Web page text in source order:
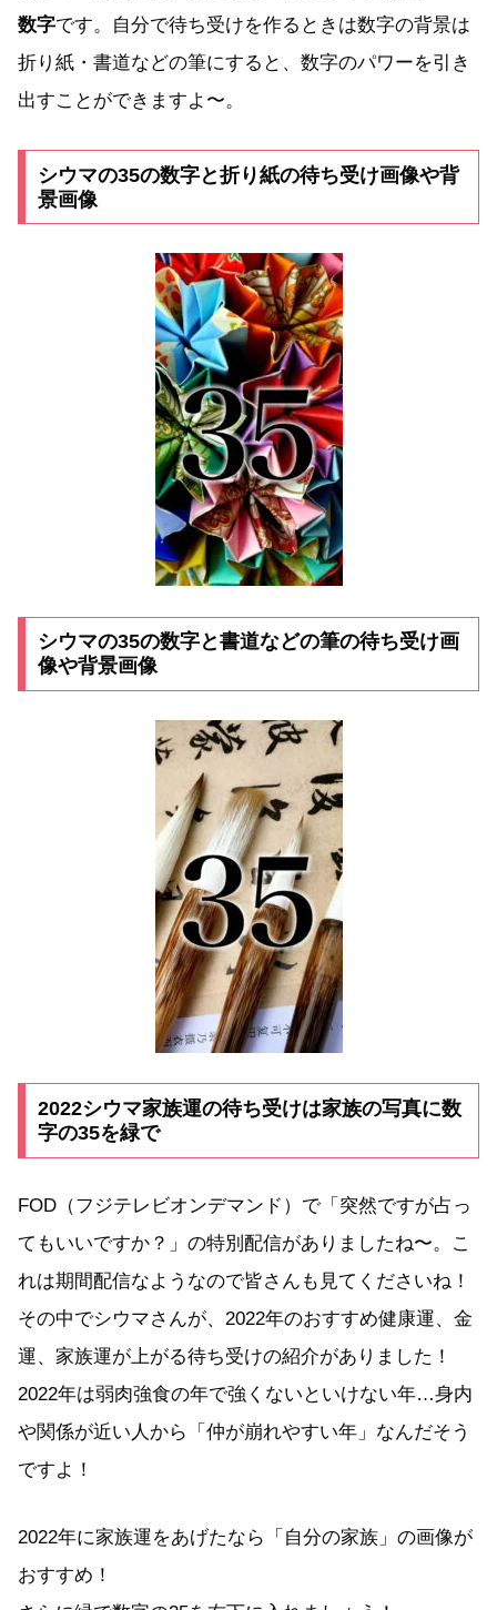
数字です。自分で待ち受けを作るときは数字の背景は
折り紙・書道などの筆にすると、数字のパワーを引き
出すことができますよ〜。
シウマの35の数字と折り紙の待ち受け画像や背
景画像
シウマの35の数字と書道などの筆の待ち受け画
像や背景画像
2022シウマ家族運の待ち受けは家族の写真に数
字の35を緑で
FOD（フジテレビオンデマンド）で「突然ですが占っ
てもいいですか？」の特別配信がありましたね〜。こ
れは期間配信なようなので皆さんも見てくださいね！
その中でシウマさんが、2022年のおすすめ健康運、金
運、家族運が上がる待ち受けの紹介がありました！
2022年は弱肉強食の年で強くないといけない年…身内
や関係が近い人から「仲が崩れやすい年」なんだそう
ですよ！
2022年に家族運をあげたなら「自分の家族」の画像が
おすすめ！